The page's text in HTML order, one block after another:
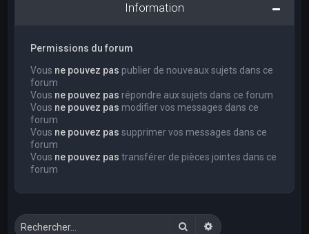
Information
Permissions du forum
Vous ne pouvez pas publier de nouveaux sujets dans ce
forum
Vous ne pouvez pas répondre aux sujets dans ce forum
Vous ne pouvez pas modifier vos messages dans ce
forum
Vous ne pouvez pas supprimer vos messages dans ce
forum
Vous ne pouvez pas transférer de pièces jointes dans ce
forum
RechercherRecherche avancée